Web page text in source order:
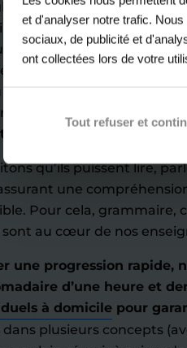
et d'analyser notre trafic.
sociaux, de publicité et
ont collectées lors de votre
Tout refuser et
à Châtillon-sur-Loire :
pour soutenir chaque
s'agisse de mettre en
à niveau. Au lycée, nous
niveau des élèves en
le niveau B2 en fin de
qu’ils puissent lire,
une
Pour cela, grammaire,
au cœur de nos
une progression rapide,
d’une heure et
à domicile pour
dans plusieurs concepts